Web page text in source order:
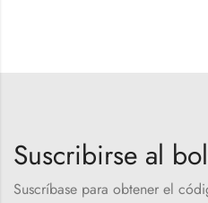
Suscribirse al
Suscríbase para obtener el